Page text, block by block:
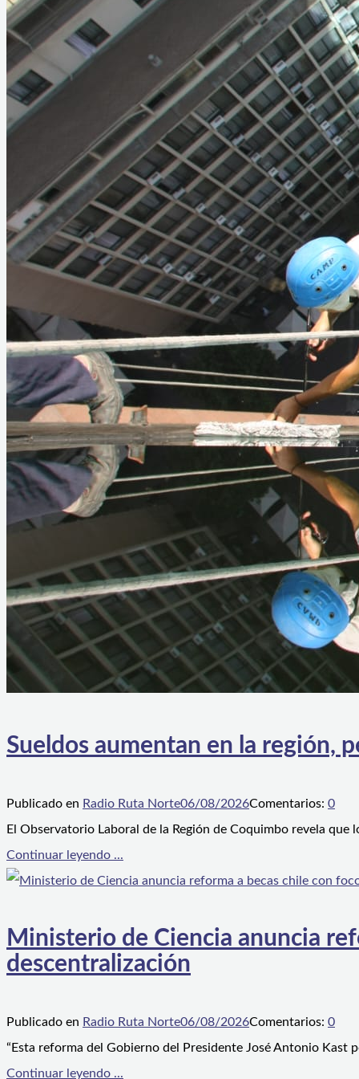
Sueldos aumentan en la región,
Publicado en Radio Ruta Norte06/08/2026Comentarios: 0
El Observatorio Laboral de la Región de Coquimbo revela
Continuar leyendo ...
Ministerio de Ciencia anuncia
descentralización
Publicado en Radio Ruta Norte06/08/2026Comentarios: 0
“Esta reforma del Gobierno del Presidente José Antonio Kast
Continuar leyendo ...